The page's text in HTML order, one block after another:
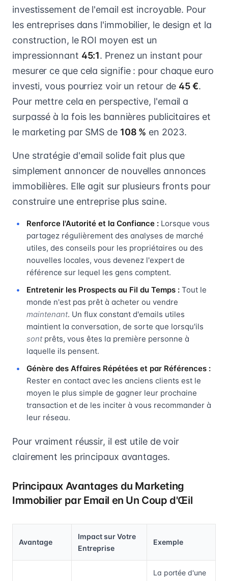
investissement de l'email est incroyable. Pour
les entreprises dans l'immobilier, le design et la
construction, le ROI moyen est un
impressionnant 45:1. Prenez un instant pour
mesurer ce que cela signifie : pour chaque euro
investi, vous pourriez voir un retour de 45 €.
Pour mettre cela en perspective, l'email a
surpassé à la fois les bannières publicitaires et
le marketing par SMS de 108 % en 2023.
Une stratégie d'email solide fait plus que
simplement annoncer de nouvelles annonces
immobilières. Elle agit sur plusieurs fronts pour
construire une entreprise plus saine.
Renforce l'Autorité et la Confiance : Lorsque vous
partagez régulièrement des analyses de marché
utiles, des conseils pour les propriétaires ou des
nouvelles locales, vous devenez l'expert de
référence sur lequel les gens comptent.
Entretenir les Prospects au Fil du Temps : Tout le
monde n'est pas prêt à acheter ou vendre
maintenant. Un flux constant d'emails utiles
maintient la conversation, de sorte que lorsqu'ils
sontprêts, vous êtes la première personne à
laquelle ils pensent.
Génère des Affaires Répétées et par Références :
Rester en contact avec les anciens clients est le
moyen le plus simple de gagner leur prochaine
transaction et de les inciter à vous recommander à
leur réseau.
Pour vraiment réussir, il est utile de voir
clairement les principaux avantages.
Principaux Avantages du Marketing
Immobilier par Email en Un Coup d'Œil
Avantage
Impact sur Votre
Entreprise
Exemple
La portée d'une